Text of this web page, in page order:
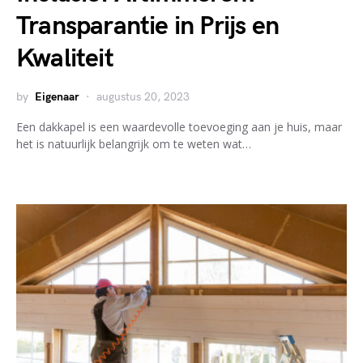
Transparantie in Prijs en
Kwaliteit
by Eigenaar augustus 20, 2023
Een dakkapel is een waardevolle toevoeging aan je huis, maar
het is natuurlijk belangrijk om te weten wat…